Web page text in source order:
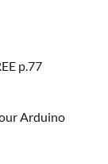
p.77
Arduino